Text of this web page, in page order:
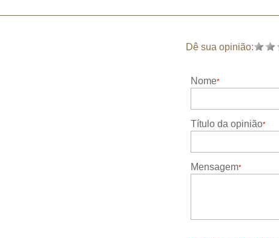
Dê sua opinião:
Nome
Título da opinião
Mensagem